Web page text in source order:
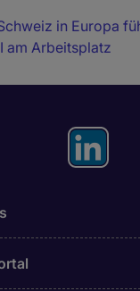
in Europa
am Arbeitsplatz